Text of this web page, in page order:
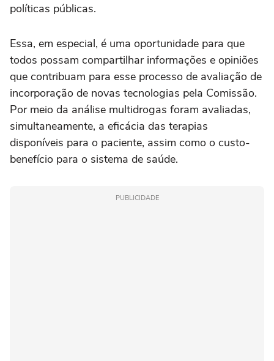
políticas públicas.
Essa, em especial, é uma oportunidade para que
todos possam compartilhar informações e opiniões
que contribuam para esse processo de avaliação de
incorporação de novas tecnologias pela Comissão.
Por meio da análise multidrogas foram avaliadas,
simultaneamente, a eficácia das terapias
disponíveis para o paciente, assim como o custo-
benefício para o sistema de saúde.
PUBLICIDADE